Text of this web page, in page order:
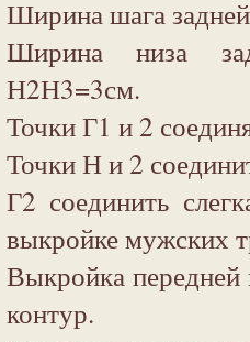
Ширина шага
Ширина низа
Н2Н3=3см.
Точки Г1 и 2
Точки Н и 2
Г2 соединить
выкройке мужских
Выкройка
контур.